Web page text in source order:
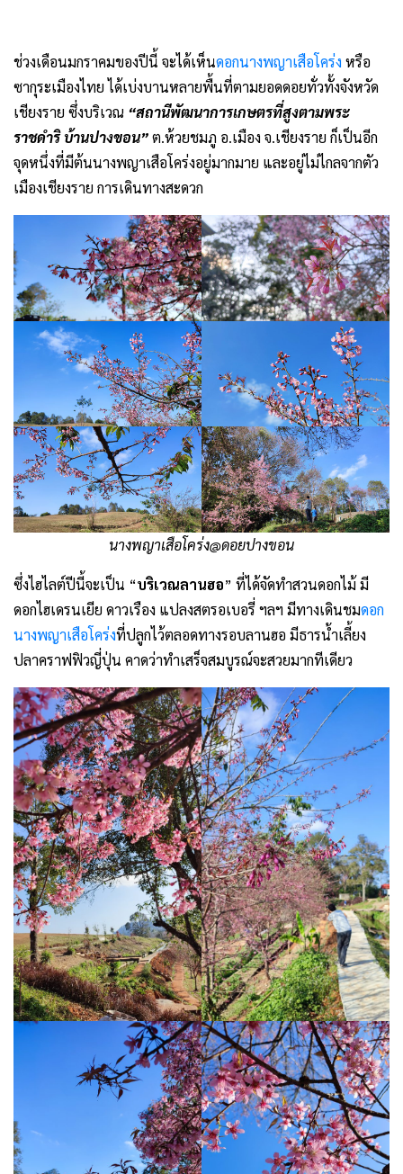
ช่วงเดือนมกราคมของปีนี้ จะได้เห็นดอกนางพญาเสือโคร่ง หรือ
ซากุระเมืองไทย ได้เบ่งบานหลายพื้นที่ตามยอดดอยทั่วทั้งจังหวัด
เชียงราย ซึ่งบริเวณ “สถานีพัฒนาการเกษตรที่สูงตามพระ
ราชดำริ บ้านปางขอน”ต.ห้วยชมภู อ.เมือง จ.เชียงราย ก็เป็นอีก
จุดหนึ่งที่มีต้นนางพญาเสือโคร่งอยู่มากมาย และอยู่ไม่ไกลจากตัว
เมืองเชียงราย การเดินทางสะดวก
นางพญาเสือโคร่ง@ดอยปางขอน
ซึ่งไฮไลต์ปีนี้จะเป็น “บริเวณลานฮอ” ที่ได้จัดทำสวนดอกไม้ มี
ดอกไฮเดรนเยีย ดาวเรือง แปลงสตรอเบอรี่ ฯลฯ มีทางเดินชมดอก
นางพญาเสือโคร่งที่ปลูกไว้ตลอดทางรอบลานฮอ มีธารน้ำเลี้ยง
ปลาคราฟฟิวญี่ปุ่น คาดว่าทำเสร็จสมบูรณ์จะสวยมากทีเดียว